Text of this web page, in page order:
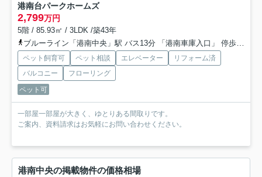
港南台パークホームズ
2,799万円
5階 / 85.93㎡ / 3LDK /築43年
ブルーライン「港南中央」駅 バス13分 「港南車庫入口」 停歩5分
ペット飼育可 ペット相談 エレベーター
リフォーム済
バルコニー
フローリング
ペット可
一部屋一部屋が大きく、ゆとりある間取りです。
ご案内、資料請求はお気軽にお問い合わせください。
港南中央の掲載物件の価格相場